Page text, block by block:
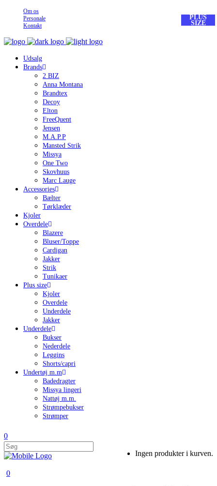
Om os
Personale
Kontakt
Udsalg
Brands
2 BIZ
Anna Montana
Brandtex
Decoy
Elton
FreeQuent
Jensen
M.A.P.P
Mansted Strik
Missya
One Two
Skovhuus
Marc Lauge
Accessories
Bælter
Tørklæder
Kjoler
Overdele
Blazere
Bluser/Toppe
Cardigan
Jakker
Strik
Tunikaer
Plus size
Kjoler
Overdele
Underdele
Jakker
Underdele
Bukser
Nederdele
Leggins
Shorts/capri
Undertøj m.m
Badedragter
Missya lingeri
Nattøj m.m.
Strømpebukser
Strømper
0
Ingen produkter i kurven.
0
PLUS
SIZE